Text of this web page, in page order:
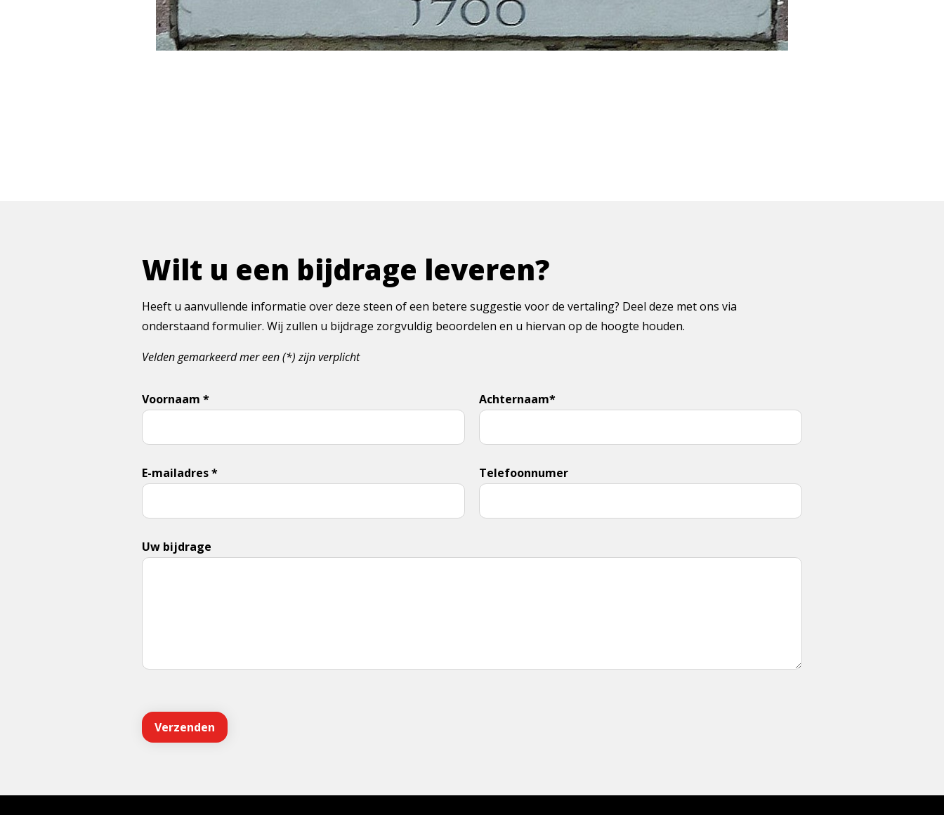
Wilt u een bijdrage leveren?
Heeft u aanvullende informatie over deze steen of een betere suggestie voor de vertaling? Deel deze met ons via
onderstaand formulier. Wij zullen u bijdrage zorgvuldig beoordelen en u hiervan op de hoogte houden.
Velden gemarkeerd mer een (*) zijn verplicht
Voornaam * Achternaam*
E-mailadres * Telefoonnumer
Uw bijdrage